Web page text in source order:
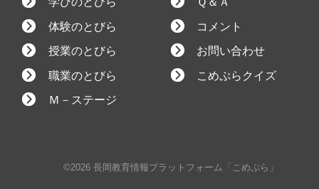
体験のとびら
授業のとびら
職業のとびら
Ｍ－ステージ
コメント
お問い合わせ
こめぷらクイズ
©2026 長岡教育情報プラットフォーム「こめぷら」